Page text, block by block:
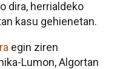
dira, herrialdeko
kasu gehienetan.
egin ziren
Lumon, Algortan